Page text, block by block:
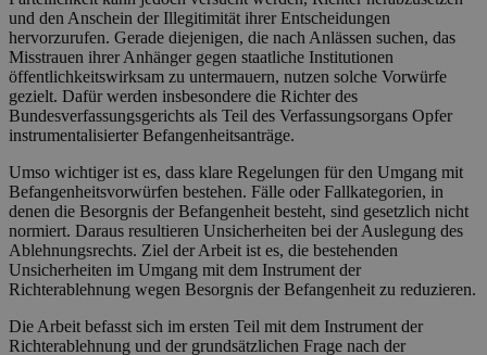
und den Anschein der Illegitimität ihrer Entscheidungen
hervorzurufen. Gerade diejenigen, die nach Anlässen suchen, das
Misstrauen ihrer Anhänger gegen staatliche Institutionen
öffentlichkeitswirksam zu untermauern, nutzen solche Vorwürfe
gezielt. Dafür werden insbesondere die Richter des
Bundesverfassungsgerichts als Teil des Verfassungsorgans Opfer
instrumentalisierter Befangenheitsanträge.
Umso wichtiger ist es, dass klare Regelungen für den Umgang mit
Befangenheitsvorwürfen bestehen. Fälle oder Fallkategorien, in
denen die Besorgnis der Befangenheit besteht, sind gesetzlich nicht
normiert. Daraus resultieren Unsicherheiten bei der Auslegung des
Ablehnungsrechts. Ziel der Arbeit ist es, die bestehenden
Unsicherheiten im Umgang mit dem Instrument der
Richterablehnung wegen Besorgnis der Befangenheit zu reduzieren.
Die Arbeit befasst sich im ersten Teil mit dem Instrument der
Richterablehnung und der grundsätzlichen Frage nach der